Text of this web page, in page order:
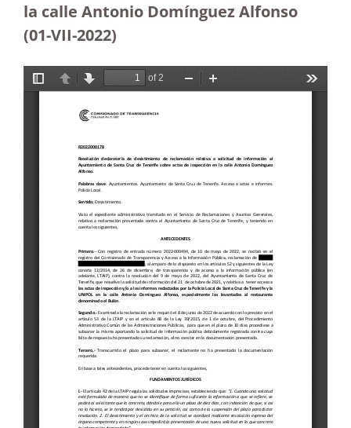
la calle Antonio Domínguez Alfonso
(01-VII-2022)